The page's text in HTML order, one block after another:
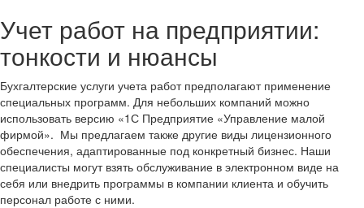
Учет работ на предприятии:
тонкости и нюансы
Бухгалтерские услуги учета работ предполагают применение
специальных программ. Для небольших компаний можно
использовать версию «1С Предприятие «Управление малой
фирмой». Мы предлагаем также другие виды лицензионного
обеспечения, адаптированные под конкретный бизнес. Наши
специалисты могут взять обслуживание в электронном виде на
себя или внедрить программы в компании клиента и обучить
персонал работе с ними.